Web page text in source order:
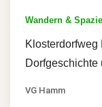
Wandern &
Dorfgeschichte
VG Hamm